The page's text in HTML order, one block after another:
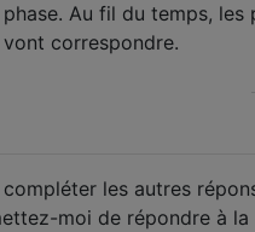
phase. Au fil du temps, les
vont correspondre.
compléter les autres
moi de répondre à la